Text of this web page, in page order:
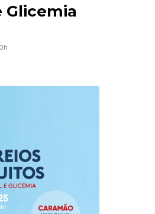
Glicemia